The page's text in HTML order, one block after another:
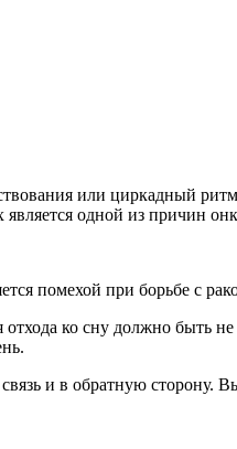
или циркадный
одной из причин
помехой при борьбе с
ко сну должно быть
и в обратную